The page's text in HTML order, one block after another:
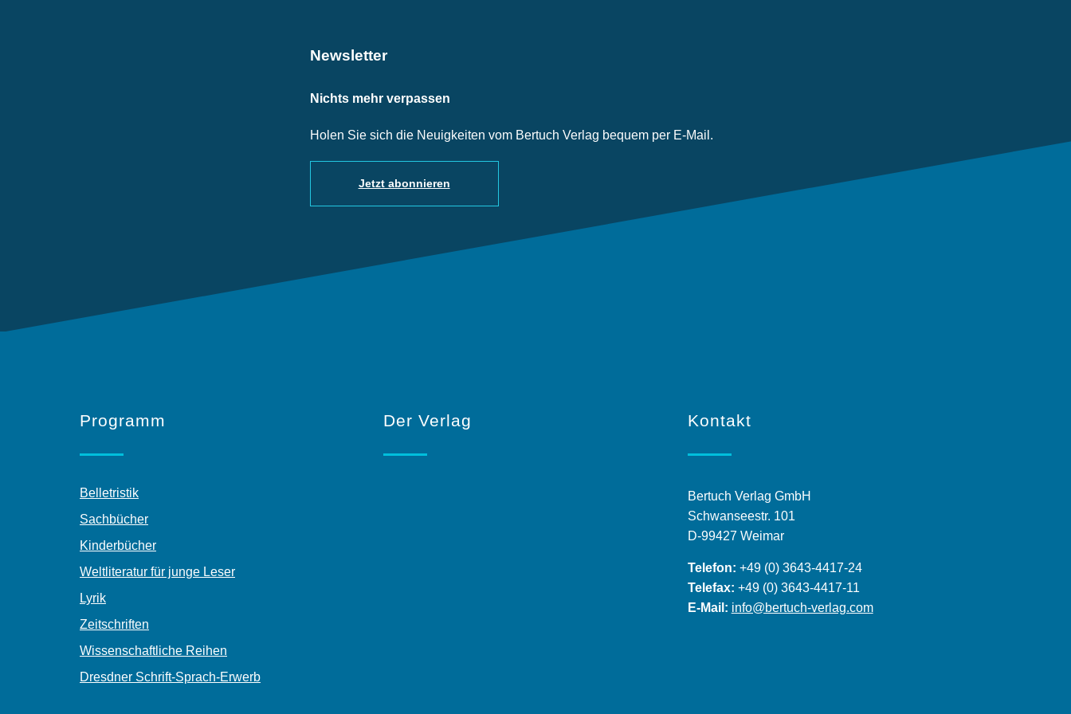
Newsletter
Nichts mehr verpassen
Holen Sie sich die Neuigkeiten vom Bertuch Verlag bequem per E-Mail.
Jetzt abonnieren
Programm
Belletristik
Sachbücher
Kinderbücher
Weltliteratur für junge Leser
Lyrik
Zeitschriften
Wissenschaftliche Reihen
Dresdner Schrift-Sprach-Erwerb
Der Verlag Kontakt
Bertuch Verlag GmbH
Schwanseestr. 101
D-99427 Weimar
Telefon: +49 (0) 3643-4417-24
Telefax: +49 (0) 3643-4417-11
E-Mail: info@bertuch-verlag.com